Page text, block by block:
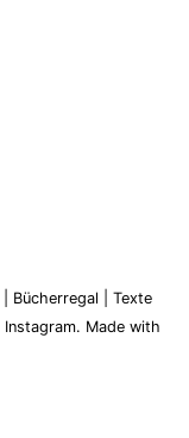
Bücherregal
Texte
Instagram. Made with